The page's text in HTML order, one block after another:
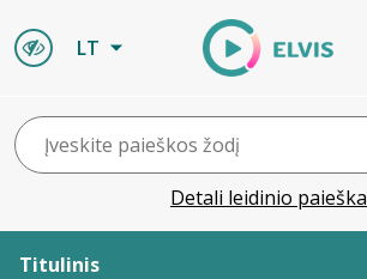
LT
Detali leidinio paieška
Titulinis